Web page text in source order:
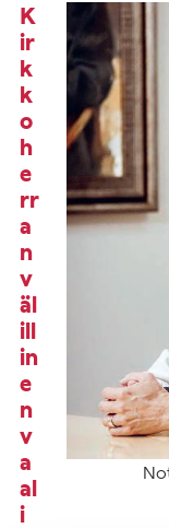
K
ir
k
k
o
h
e
rr
a
n
v
äl
ill
in
e
n
v
a
al
i